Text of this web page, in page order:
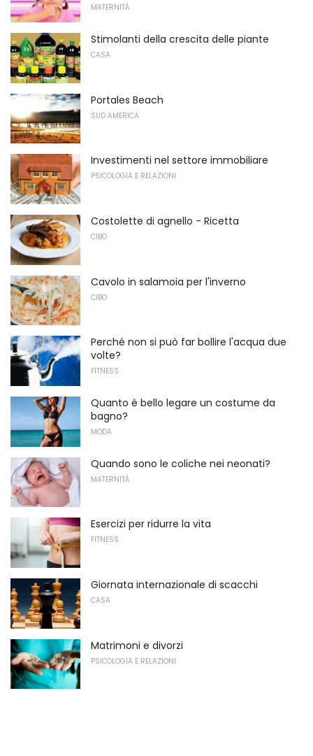
MATERNITÀ
Stimolanti della crescita delle piante
CASA
Portales Beach
SUD AMERICA
Investimenti nel settore immobiliare
PSICOLOGIA E RELAZIONI
Costolette di agnello - Ricetta
CIBO
Cavolo in salamoia per l'inverno
CIBO
Perché non si può far bollire l'acqua due
volte?
FITNESS
Quanto è bello legare un costume da
bagno?
MODA
Quando sono le coliche nei neonati?
MATERNITÀ
Esercizi per ridurre la vita
FITNESS
Giornata internazionale di scacchi
CASA
Matrimoni e divorzi
PSICOLOGIA E RELAZIONI